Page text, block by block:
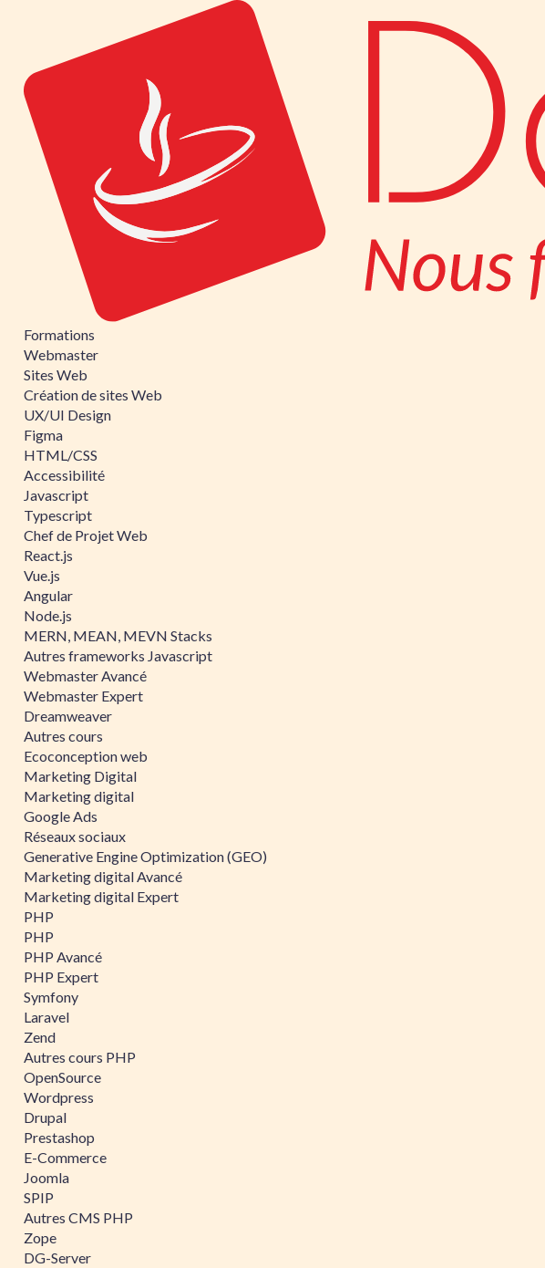
Formations
Webmaster
Sites Web
Création de sites Web
UX/UI Design
Figma
HTML/CSS
Accessibilité
Javascript
Typescript
Chef de Projet Web
React.js
Vue.js
Angular
Node.js
MERN, MEAN, MEVN Stacks
Autres frameworks Javascript
Webmaster Avancé
Webmaster Expert
Dreamweaver
Autres cours
Ecoconception web
Marketing Digital
Marketing digital
Google Ads
Réseaux sociaux
Generative Engine Optimization (GEO)
Marketing digital Avancé
Marketing digital Expert
PHP
PHP
PHP Avancé
PHP Expert
Symfony
Laravel
Zend
Autres cours PHP
OpenSource
Wordpress
Drupal
Prestashop
E-Commerce
Joomla
SPIP
Autres CMS PHP
Zope
DG-Server